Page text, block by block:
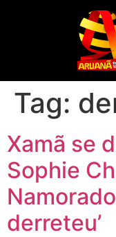
Tag:
Xamã se
Sophie
derreteu’